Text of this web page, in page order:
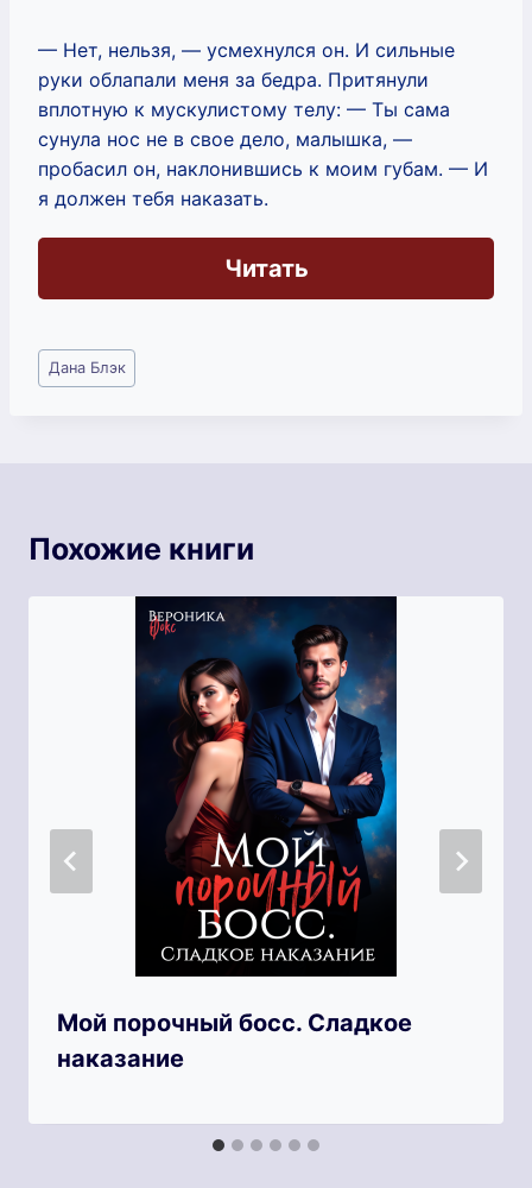
— Нет, нельзя, — усмехнулся он. И сильные
руки облапали меня за бедра. Притянули
вплотную к мускулистому телу: — Ты сама
сунула нос не в свое дело, малышка, —
пробасил он, наклонившись к моим губам. — И
я должен тебя наказать.
Читать
Метки
записи:
Дана Блэк
Похожие книги
Мой порочный босс. Сладкое
наказание